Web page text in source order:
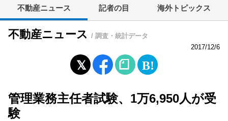
不動産ニュース 記者の目 海外トピックス
不動産ニュース / 調査・統計データ
2017/12/6
管理業務主任者試験、1万6,950人が受
験